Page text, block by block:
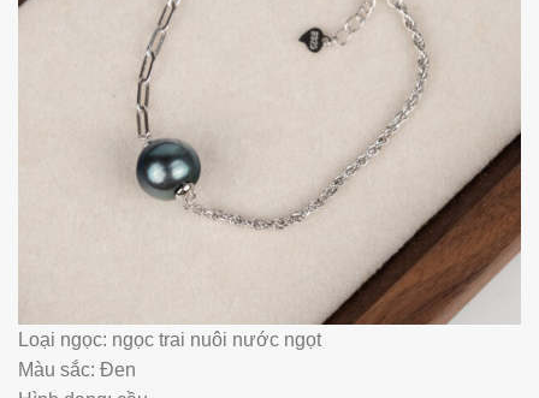
Loại ngọc: ngọc trai nuôi nước ngọt
Màu sắc: Đen